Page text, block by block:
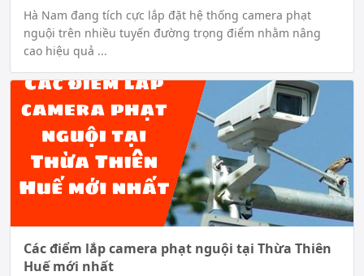
Hà Nam đang tích cực lắp đặt hệ thống camera phạt
nguội trên nhiều tuyến đường trọng điểm nhằm nâng
cao hiệu quả ...
Các điểm lắp camera phạt nguội tại Thừa Thiên
Huế mới nhất